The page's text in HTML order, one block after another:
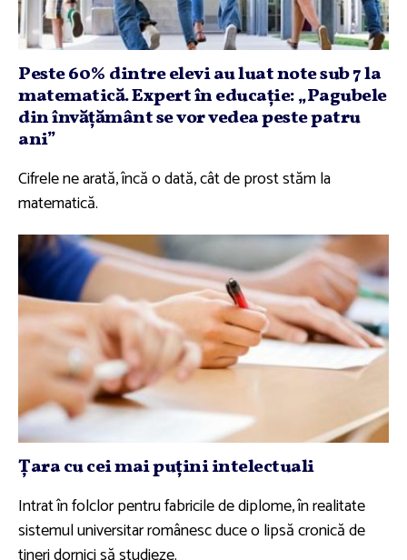
Peste 60% dintre elevi au luat note sub 7 la
matematică. Expert în educaţie: „Pagubele
din învăţământ se vor vedea peste patru
ani”
Cifrele ne arată, încă o dată, cât de prost stăm la
matematică.
Ţara cu cei mai puţini intelectuali
Intrat în folclor pentru fabricile de diplome, în realitate
sistemul universitar românesc duce o lipsă cronică de